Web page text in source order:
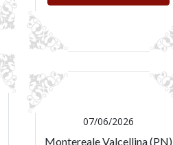
07/06/2026
Montereale Valcellina (PN)